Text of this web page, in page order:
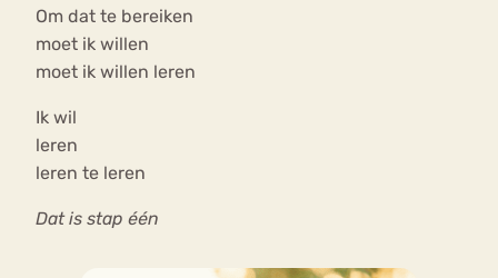
Om dat te bereiken
moet ik willen
moet ik willen leren
Ik wil
leren
leren te leren
Dat is stap één